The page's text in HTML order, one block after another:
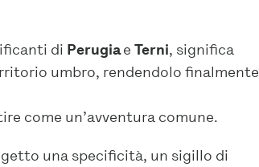
di Perugiae Terni, significa
umbro, rendendolo finalmente
come un’avventura comune.
una specificità, un sigillo di